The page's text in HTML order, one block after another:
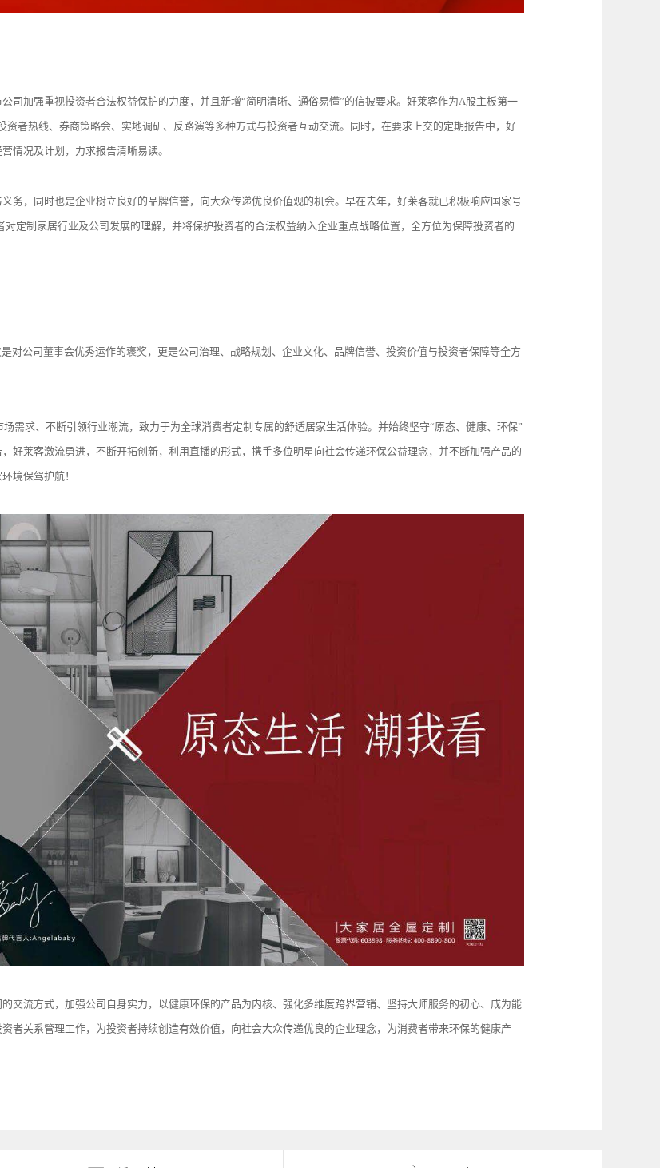
司加强重视投资者合法权益保护的力度，并且新增“简明清晰、通俗易懂”的信披要求。好莱客作为A股主板第一
者热线、券商策略会、实地调研、反路演等多种方式与投资者互动交流。同时，在要求上交的定期报告中，好
情况及计划，力求报告清晰易读。
务，同时也是企业树立良好的品牌信誉，向大众传递优良价值观的机会。早在去年，好莱客就已积极响应国家号
定制家居行业及公司发展的理解，并将保护投资者的合法权益纳入企业重点战略位置，全方位为保障投资者的
对公司董事会优秀运作的褒奖，更是公司治理、战略规划、企业文化、品牌信誉、投资价值与投资者保障等全方
需求、不断引领行业潮流，致力于为全球消费者定制专属的舒适居家生活体验。并始终坚守“原态、健康、环保”
好莱客激流勇进，不断开拓创新，利用直播的形式，携手多位明星向社会传递环保公益理念，并不断加强产品的
境保驾护航！
交流方式，加强公司自身实力，以健康环保的产品为内核、强化多维度跨界营销、坚持大师服务的初心、成为能
者关系管理工作，为投资者持续创造有效价值，向社会大众传递优良的企业理念，为消费者带来环保的健康产